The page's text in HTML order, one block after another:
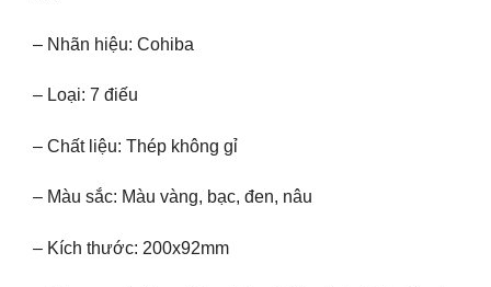
– Nhãn hiệu: Cohiba
– Loại: 7 điếu
– Chất liệu: Thép không gỉ
– Màu sắc: Màu vàng, bạc, đen, nâu
– Kích thước: 200x92mm